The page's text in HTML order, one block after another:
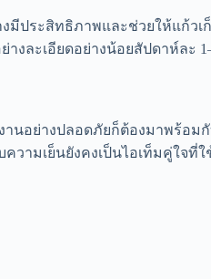
ประสิทธิภาพและช่วยให้แก้ว
ละเอียดอย่างน้อยสัปดาห์ละ
อย่างปลอดภัยก็ต้องมาพร้อม
วามเย็นยังคงเป็นไอเท็มคู่ใจที่